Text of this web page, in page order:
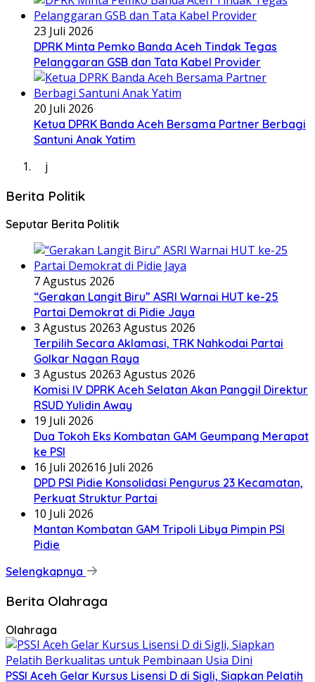
23 Juli 2026
DPRK Minta Pemko Banda Aceh Tindak Tegas
Pelanggaran GSB dan Tata Kabel Provider
20 Juli 2026
Ketua DPRK Banda Aceh Bersama Partner Berbagi
Santuni Anak Yatim
j
Berita Politik
Seputar Berita Politik
7 Agustus 2026
“Gerakan Langit Biru” ASRI Warnai HUT ke-25
Partai Demokrat di Pidie Jaya
3 Agustus 20263 Agustus 2026
Terpilih Secara Aklamasi, TRK Nahkodai Partai
Golkar Nagan Raya
3 Agustus 20263 Agustus 2026
Komisi IV DPRK Aceh Selatan Akan Panggil Direktur
RSUD Yulidin Away
19 Juli 2026
Dua Tokoh Eks Kombatan GAM Geumpang Merapat
ke PSI
16 Juli 202616 Juli 2026
DPD PSI Pidie Konsolidasi Pengurus 23 Kecamatan,
Perkuat Struktur Partai
10 Juli 2026
Mantan Kombatan GAM Tripoli Libya Pimpin PSI
Pidie
Selengkapnya
Berita Olahraga
Olahraga
PSSI Aceh Gelar Kursus Lisensi D di Sigli, Siapkan Pelatih